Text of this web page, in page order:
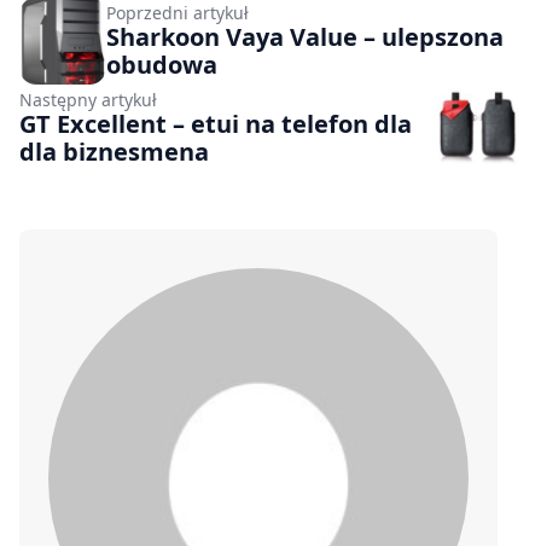
Poprzedni artykuł
Sharkoon Vaya Value – ulepszona
obudowa
Następny artykuł
GT Excellent – etui na telefon dla
dla biznesmena